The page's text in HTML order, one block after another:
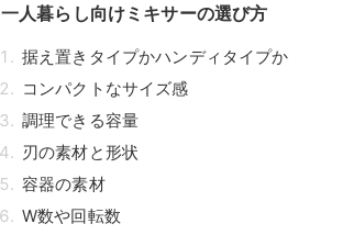
一人暮らし向けミキサーの選び方
据え置きタイプかハンディタイプか
コンパクトなサイズ感
調理できる容量
刃の素材と形状
容器の素材
W数や回転数